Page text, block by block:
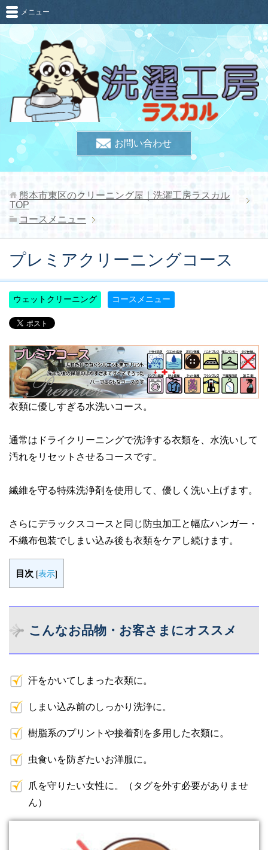
お問い合わせ
メニュー
熊本市東区のクリーニング屋｜洗濯工房ラスカル
TOP
コースメニュー
プレミアクリーニングコース
ウェットクリーニング コースメニュー
衣類に優しすぎる水洗いコース。
通常はドライクリーニングで洗浄する衣類を、水洗いして
汚れをリセットさせるコースです。
繊維を守る特殊洗浄剤を使用して、優しく洗い上げます。
さらにデラックスコースと同じ防虫加工と幅広ハンガー・
不織布包装でしまい込み後も衣類をケアし続けます。
目次 [表示]
こんなお品物・お客さまにオススメ
汗をかいてしまった衣類に。
しまい込み前のしっかり洗浄に。
樹脂系のプリントや接着剤を多用した衣類に。
虫食いを防ぎたいお洋服に。
爪を守りたい女性に。（タグを外す必要がありませ
ん）